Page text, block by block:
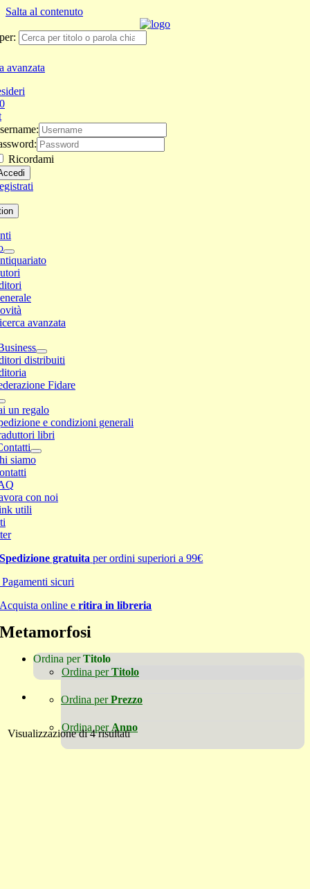
Salta al contenuto
avanzata
0
Ricordami
avanzata
distribuiti
Fidare
un regalo
e condizioni generali
libri
siamo
con noi
utili
Spedizione gratuita per ordini superiori a 99€
Pagamenti sicuri
Acquista online eritira in libreria
Metamorfosi
Ordina perTitolo
Ordina perTitolo
Ordina perPrezzo
Ordina per Anno
Visualizzazione di 4 risultati